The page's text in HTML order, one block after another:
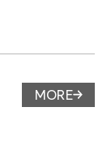
업무분야
MORE